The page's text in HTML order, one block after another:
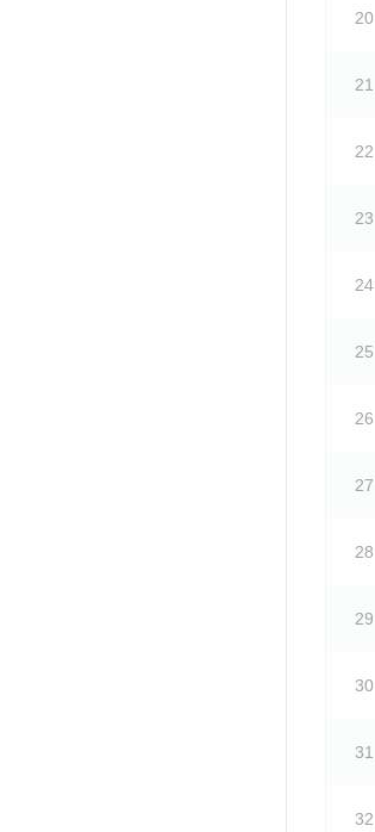
20
21
22
23
24
25
26
27
28
29
30
31
32